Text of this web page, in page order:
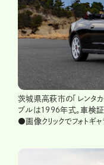
茨城県高萩市の「レンタ
ブルは1996年式。車検
●画像クリックでフォトギャ